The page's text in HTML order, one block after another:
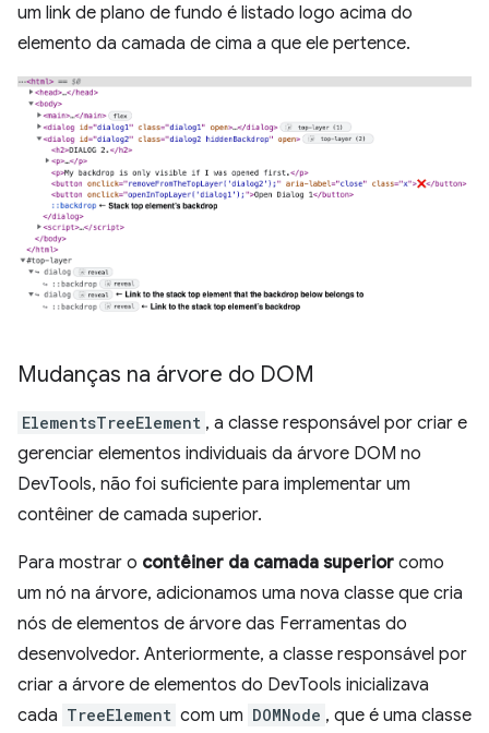
um link de plano de fundo é listado logo acima do
elemento da camada de cima a que ele pertence.
Mudanças na árvore do DOM
ElementsTreeElement , a classe responsável por criar e
gerenciar elementos individuais da árvore DOM no
DevTools, não foi suficiente para implementar um
contêiner de camada superior.
Para mostrar o contêiner da camada superior como
um nó na árvore, adicionamos uma nova classe que cria
nós de elementos de árvore das Ferramentas do
desenvolvedor. Anteriormente, a classe responsável por
criar a árvore de elementos do DevTools inicializava
cada TreeElement com um DOMNode , que é uma classe